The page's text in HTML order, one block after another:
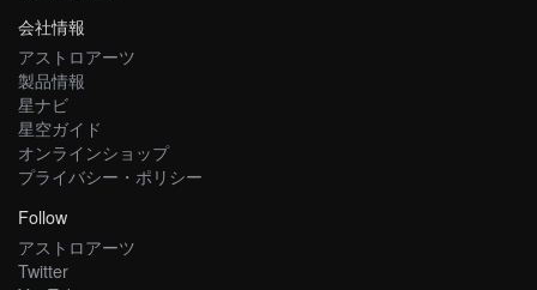
会社情報
アストロアーツ
製品情報
星ナビ
星空ガイド
オンラインショップ
プライバシー・ポリシー
Follow
アストロアーツ
Twitter